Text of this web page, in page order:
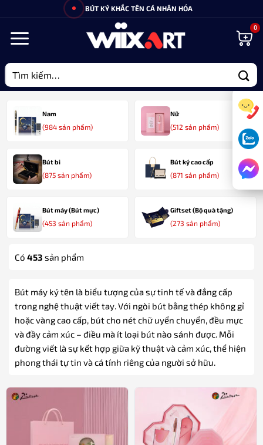
nội
BÚT KÝ KHẮC TÊN CÁ NHÂN HÓA
Tìm
kiếm:
Nam
(984 sản phẩm)
Nữ
(512 sản phẩm)
Bút bi
(875 sản phẩm)
Bút ký cao cấp
(871 sản phẩm)
Bút máy (Bút mực)
(453 sản phẩm)
Giftset (Bộ quà tặng)
(273 sản phẩm)
Có 453 sản phẩm
Bút máy ký tên là biểu tượng của sự tinh tế và đẳng cấp
trong nghệ thuật viết tay. Với ngòi bút bằng thép không gỉ
hoặc vàng cao cấp, bút cho nét chữ uyển chuyển, đều mực
và đầy cảm xúc – điều mà ít loại bút nào sánh được. Mỗi
đường viết là sự kết hợp giữa kỹ thuật và cảm xúc, thể hiện
phong thái tự tin và cá tính riêng của người sở hữu.